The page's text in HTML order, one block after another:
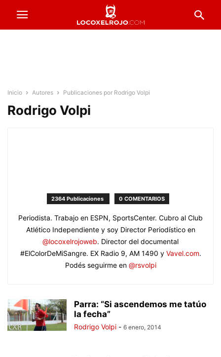
Inicio Autores Publicaciones por Rodrigo Volpi
Rodrigo Volpi
2364 Publicaciones 0 COMENTARIOS
Periodista. Trabajo en ESPN, SportsCenter. Cubro al Club
Atlético Independiente y soy Director Periodístico en
@locoxelrojoweb. Director del documental
#ElColorDeMiSangre. EX Radio 9, AM 1490 y Vavel.com.
Podés seguirme en @rsvolpi
Parra: “Si ascendemos me tatúo
la fecha”
Rodrigo Volpi - 6 enero, 2014